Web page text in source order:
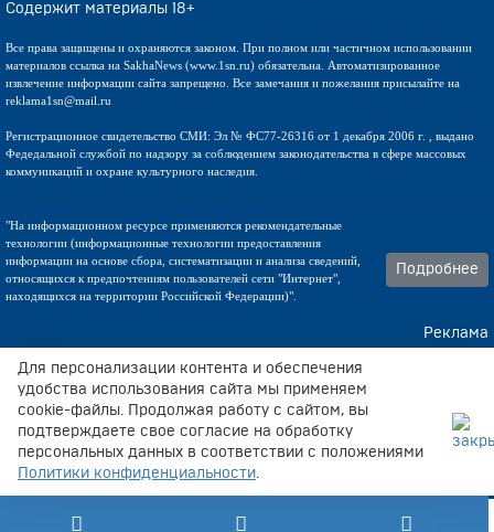
Содержит материалы 18+
Все права защищены и охраняются законом. При полном или частичном использовании
материалов ссылка на SakhaNews (www.1sn.ru) обязательна. Автоматизированное
извлечение информации сайта запрещено. Все замечания и пожелания присылайте на
reklama1sn@mail.ru
Регистрационное свидетельство СМИ: Эл № ФС77-26316 от 1 декабря 2006 г. , выдано
Федедальной службой по надзору за соблюдением законодательства в сфере массовых
коммуникаций и охране культурного наследия.
"На информационном ресурсе применяются рекомендательные
технологии (информационные технологии предоставления
информации на основе сбора, систематизации и анализа сведений,
относящихся к предпочтениям пользователей сети "Интернет",
находящихся на территории Российской Федерации)".
Подробнее
Реклама
Техническа поддержка
Для персонализации контента и обеспечения
удобства использования сайта мы применяем
cookie-файлы. Продолжая работу с сайтом, вы
подтверждаете свое согласие на обработку
персональных данных в соответствии с положениями
Политики конфиденциальности.